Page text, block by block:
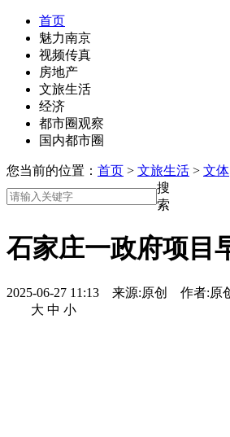
首页
魅力南京
视频传真
房地产
文旅生活
经济
都市圈观察
国内都市圈
您当前的位置： 首页 > 文旅生活 > 文体
搜
索
石家庄一政府项目
2025-06-27 11:13 来源:原创 作者:原
大 中 小